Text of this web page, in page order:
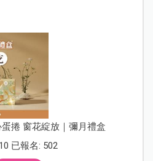
蛋捲 窗花綻放｜彌月禮盒
已報名: 502